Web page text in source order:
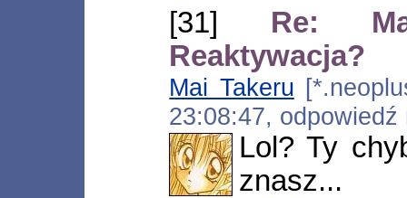
[31] Re:
Reaktywacja?
Mai Takeru
23:08:47,
Lol? Ty
znasz...